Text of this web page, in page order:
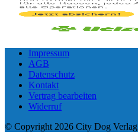
Impressum
AGB
Datenschutz
Kontakt
Vertrag bearbeiten
Widerruf
© Copyright 2026 City Dog Verlag